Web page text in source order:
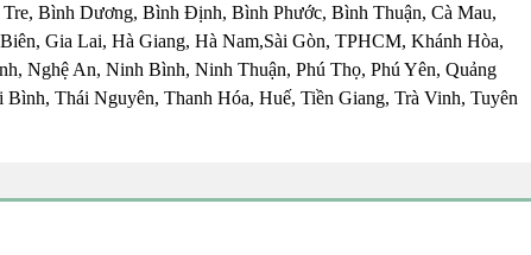
Bình Dương, Bình Định, Bình Phước, Bình Thuận, Cà Mau,
Gia Lai, Hà Giang, Hà Nam,Sài Gòn, TPHCM, Khánh Hòa,
Nghệ An, Ninh Bình, Ninh Thuận, Phú Thọ, Phú Yên, Quảng
Thái Nguyên, Thanh Hóa, Huế, Tiền Giang, Trà Vinh, Tuyên